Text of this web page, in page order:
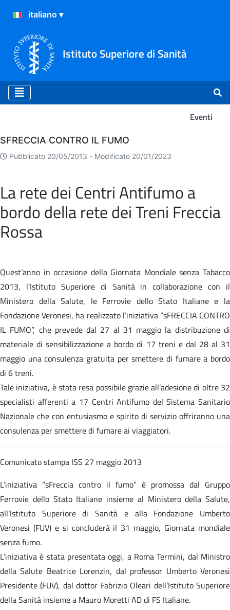
Istituto Superiore di Sanità
Eventi
Eventi
SFRECCIA CONTRO IL FUMO
Pubblicato 20/05/2013 - Modificato 20/01/2023
La rete dei Centri Antifumo a
bordo della rete dei Treni Freccia
Rossa
Quest’anno in occasione della Giornata Mondiale senza Tabacco
2013, l’Istituto Superiore di Sanità in collaborazione con il
Ministero della Salute, le Ferrovie dello Stato Italiane e la
Fondazione Veronesi, ha realizzato l’iniziativa “sFRECCIA CONTRO
IL FUMO”, che prevede dal 27 al 31 maggio la distribuzione di
materiale di sensibilizzazione a bordo di 17 treni e dal 28 al 31
maggio una consulenza gratuita per smettere di fumare a bordo
di 6 treni.
Tale iniziativa, è stata resa possibile grazie all’adesione di oltre 32
specialisti afferenti a 17 Centri Antifumo del Sistema Sanitario
Nazionale che con entusiasmo e spirito di servizio offriranno una
consulenza per smettere di fumare ai viaggiatori.
Comunicato stampa ISS 27 maggio 2013
L’iniziativa “sFreccia contro il fumo” è promossa dal Gruppo
Ferrovie dello Stato Italiane insieme al Ministero della Salute,
all’Istituto Superiore di Sanità e alla Fondazione Umberto
Veronesi (FUV) e si concluderà il 31 maggio, Giornata mondiale
senza fumo.
L’iniziativa è stata presentata oggi, a Roma Termini, dal Ministro
della Salute Beatrice Lorenzin, dal professor Umberto Veronesi
Presidente (FUV), dal dottor Fabrizio Oleari dell’Istituto Superiore
della Sanità insieme a Mauro Moretti AD di FS Italiane.